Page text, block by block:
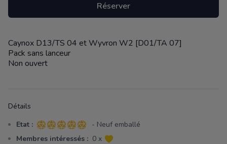
Réserver
Description
Caynox D13/TS 04 et Wyvron W2 [D01/TA 07]
Pack sans lanceur
Non ouvert
Détails
Etat : 5 sur 5 étoiles
- Neuf emballé
Membres intéressés : 0 x